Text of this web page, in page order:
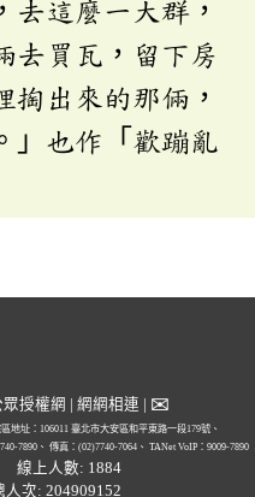
去這麼一大群，
去買瓦，留下房
掏出來的那倆，
」也作「歡蹦亂
授權網 網網相連 ✉
地址：106011 臺北市大安區和平東路一段179號、
7890、 傳真：(02)7740-7064、 TANet VoIP：9009-7890
線上人數: 1884
人次: 204909152